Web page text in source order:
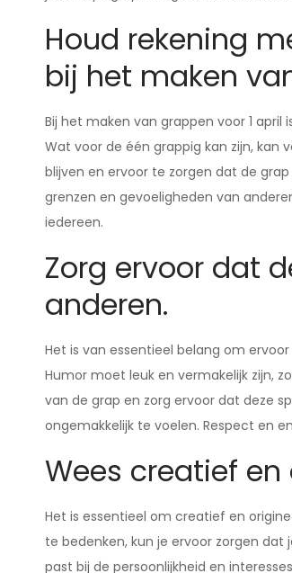
Houd rekening
bij het maken
Bij het maken van grappen voor 1
Wat voor de één grappig kan zijn, kan
blijven en ervoor te zorgen dat de
grenzen en gevoeligheden van
iedereen.
Zorg ervoor dat
anderen.
Het is van essentieel belang om
Humor moet leuk en vermakelijk zijn,
van de grap en zorg ervoor dat deze
ongemakkelijk te voelen. Respect en
Wees creatief en
Het is essentieel om creatief en
te bedenken, kun je ervoor zorgen dat
past bij de persoonlijkheid en